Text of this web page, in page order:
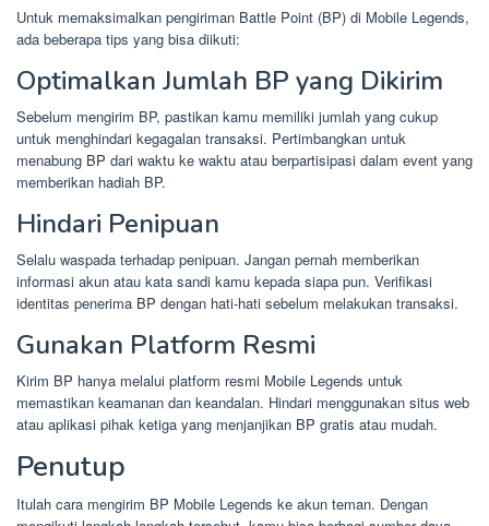
Untuk memaksimalkan pengiriman Battle Point (BP) di Mobile Legends,
ada beberapa tips yang bisa diikuti:
Optimalkan Jumlah BP yang Dikirim
Sebelum mengirim BP, pastikan kamu memiliki jumlah yang cukup
untuk menghindari kegagalan transaksi. Pertimbangkan untuk
menabung BP dari waktu ke waktu atau berpartisipasi dalam event yang
memberikan hadiah BP.
Hindari Penipuan
Selalu waspada terhadap penipuan. Jangan pernah memberikan
informasi akun atau kata sandi kamu kepada siapa pun. Verifikasi
identitas penerima BP dengan hati-hati sebelum melakukan transaksi.
Gunakan Platform Resmi
Kirim BP hanya melalui platform resmi Mobile Legends untuk
memastikan keamanan dan keandalan. Hindari menggunakan situs web
atau aplikasi pihak ketiga yang menjanjikan BP gratis atau mudah.
Penutup
Itulah cara mengirim BP Mobile Legends ke akun teman. Dengan